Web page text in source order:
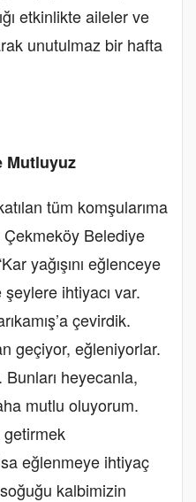
etkinlikte aileler ve
unutulmaz bir hafta
Mutluyuz
tüm komşularıma
Belediye
yağışını eğlenceye
ihtiyacı var.
çevirdik.
geçiyor, eğleniyorlar.
Bunları heyecanla,
mutlu oluyorum.
eğlenmeye ihtiyaç
kalbimizin